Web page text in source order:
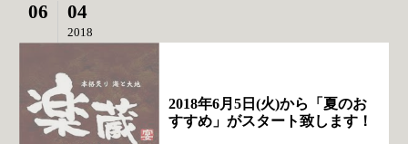
06 04
2018
2018年6月5日(火)から「夏のお
すすめ」がスタート致します！